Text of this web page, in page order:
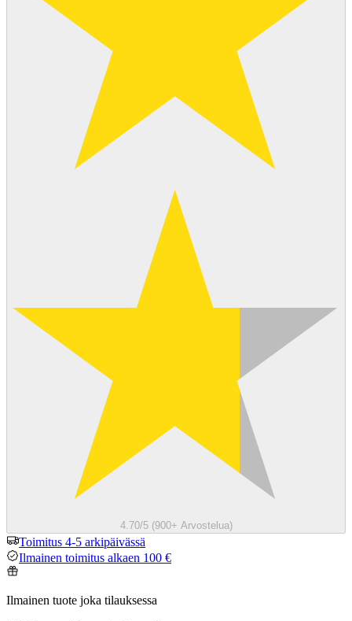
4.70/5 (900+ Arvostelua)
Toimitus 4-5 arkipäivässä
Ilmainen toimitus alkaen 100 €
Ilmainen tuote joka tilauksessa